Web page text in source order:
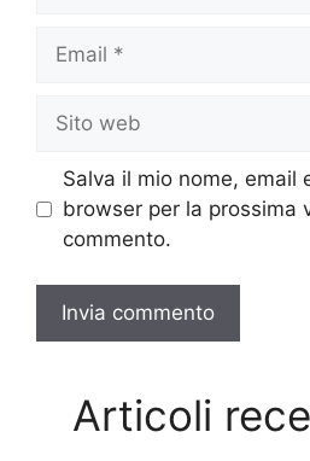
web
Salva il mio nome, email
browser per la prossima
commento.
Articoli